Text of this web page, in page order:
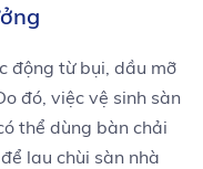
động từ bụi, dầu mỡ
đó, việc vệ sinh sàn
thể dùng bàn chải
lau chùi sàn nhà